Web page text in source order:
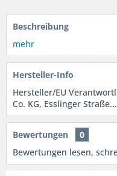
Beschreibung
mehr
Hersteller-Info
Hersteller/EU
Co. KG, Esslinger Straße...
Bewertungen
0
Bewertungen lesen,